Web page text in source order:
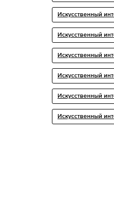
Искусственный
Искусственный
Искусственный
Искусственный
Искусственный
Искусственный